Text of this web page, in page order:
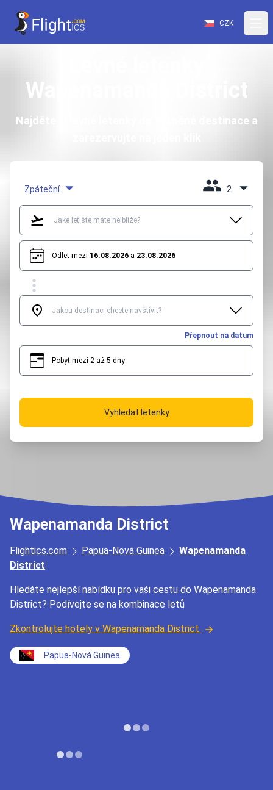
CZK
Wapenamanda District
Najděte si levné letenky do vysněné destinace a
Zpáteční 2
Odlet mezi 16.08.2026 a 23.08.2026
Přepnout na datum
Pobyt mezi 2 až 5 dny
Vyhledat letenky
Wapenamanda District
Flightics.com Papua-Nová Guinea
Wapenamanda
District
Hledáte nejlepší nabídku pro vaši cestu do Wapenamanda
District? Podívejte se na kombinace letů
Zkontrolujte hotely v Wapenamanda District
Papua-Nová Guinea